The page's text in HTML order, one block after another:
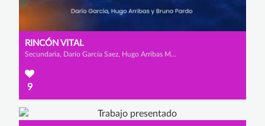
RINCÓN VITAL
Secundaria, Darío García Saez, Hugo Arribas Merinero y Bruno Pardo Sastre
9